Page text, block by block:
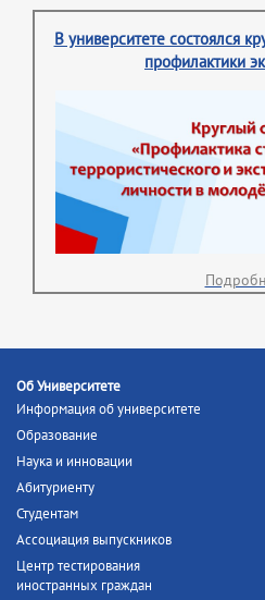
В университете состоялся
профилактики
Об Университете
Информация об университете
Образование
Наука и инновации
Абитуриенту
Студентам
Ассоциация выпускников
Центр тестирования
иностранных граждан